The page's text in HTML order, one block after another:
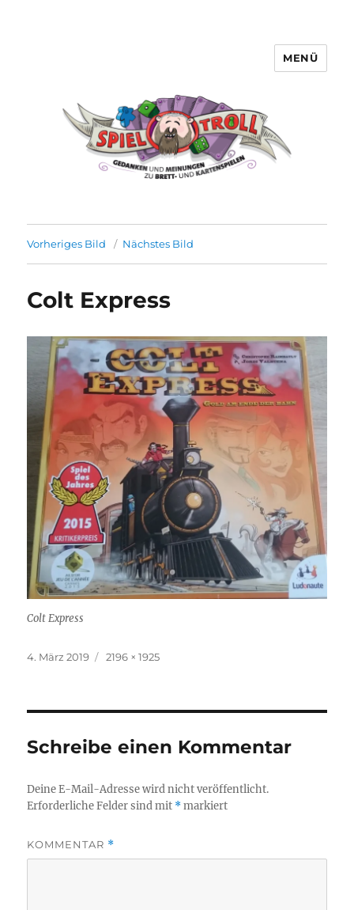
MENÜ
Vorheriges Bild Nächstes Bild
Colt Express
Colt Express
Veröffentlicht
4. März 2019 Originalgröße
2196 × 1925
Schreibe einen Kommentar
Deine E-Mail-Adresse wird nicht veröffentlicht.
Erforderliche Felder sind mit *markiert
KOMMENTAR *